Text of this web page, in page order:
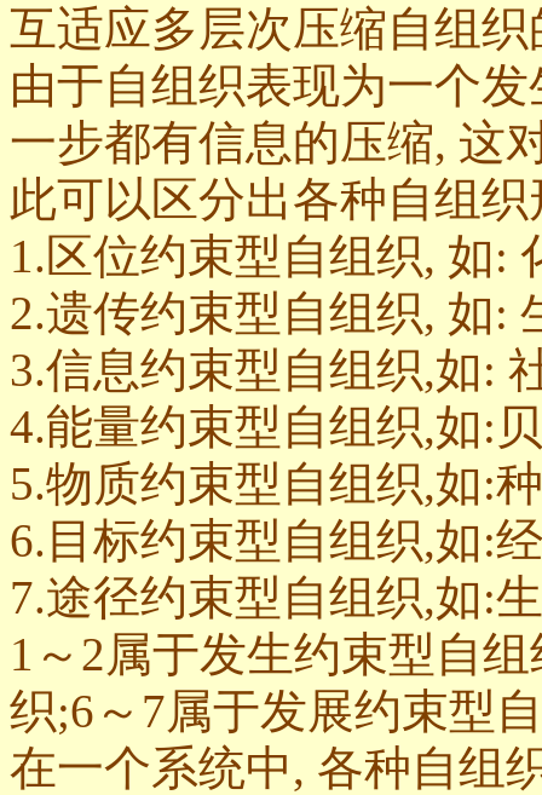
互适应多层次压缩自组
由于自组织表现为一个
一步都有信息的压缩, 这
此可以区分出各种自组
1.区位约束型自组织, 如:
2.遗传约束型自组织, 如:
3.信息约束型自组织,如:
4.能量约束型自组织,如:
5.物质约束型自组织,如:
6.目标约束型自组织,如:
7.途径约束型自组织,如:
1～2属于发生约束型自
织;6～7属于发展约束型
在一个系统中, 各种自组